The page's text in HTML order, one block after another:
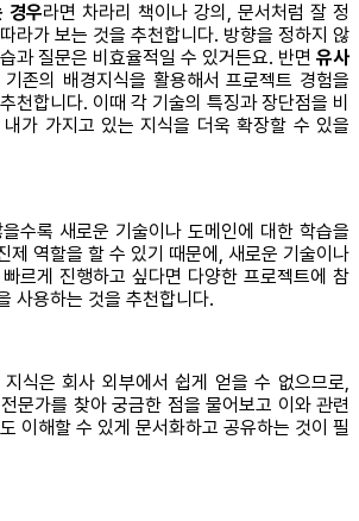
경우라면 차라리 책이나 강의, 문서처럼 잘 정
라가 보는 것을 추천합니다. 방향을 정하지 않
과 질문은 비효율적일 수 있거든요. 반면 유사
기존의 배경지식을 활용해서 프로젝트 경험을
천합니다. 이때 각 기술의 특징과 장단점을 비
가 가지고 있는 지식을 더욱 확장할 수 있을
수록 새로운 기술이나 도메인에 대한 학습을
제 역할을 할 수 있기 때문에, 새로운 기술이나
르게 진행하고 싶다면 다양한 프로젝트에 참
사용하는 것을 추천합니다.
식은 회사 외부에서 쉽게 얻을 수 없으므로,
문가를 찾아 궁금한 점을 물어보고 이와 관련
이해할 수 있게 문서화하고 공유하는 것이 필